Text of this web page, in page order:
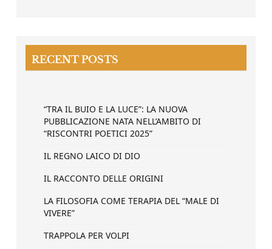
RECENT POSTS
“TRA IL BUIO E LA LUCE”: LA NUOVA
PUBBLICAZIONE NATA NELL’AMBITO DI
“RISCONTRI POETICI 2025”
IL REGNO LAICO DI DIO
IL RACCONTO DELLE ORIGINI
LA FILOSOFIA COME TERAPIA DEL “MALE DI
VIVERE”
TRAPPOLA PER VOLPI